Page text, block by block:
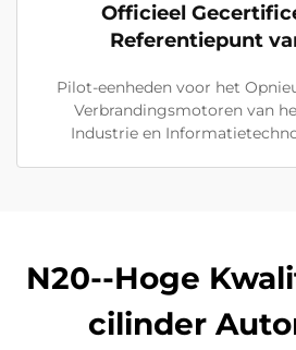
Officieel
Referentiepunt
Pilot-eenheden voor het
Verbrandingsmotoren van
Industrie en
N20--Hoge
cilinder